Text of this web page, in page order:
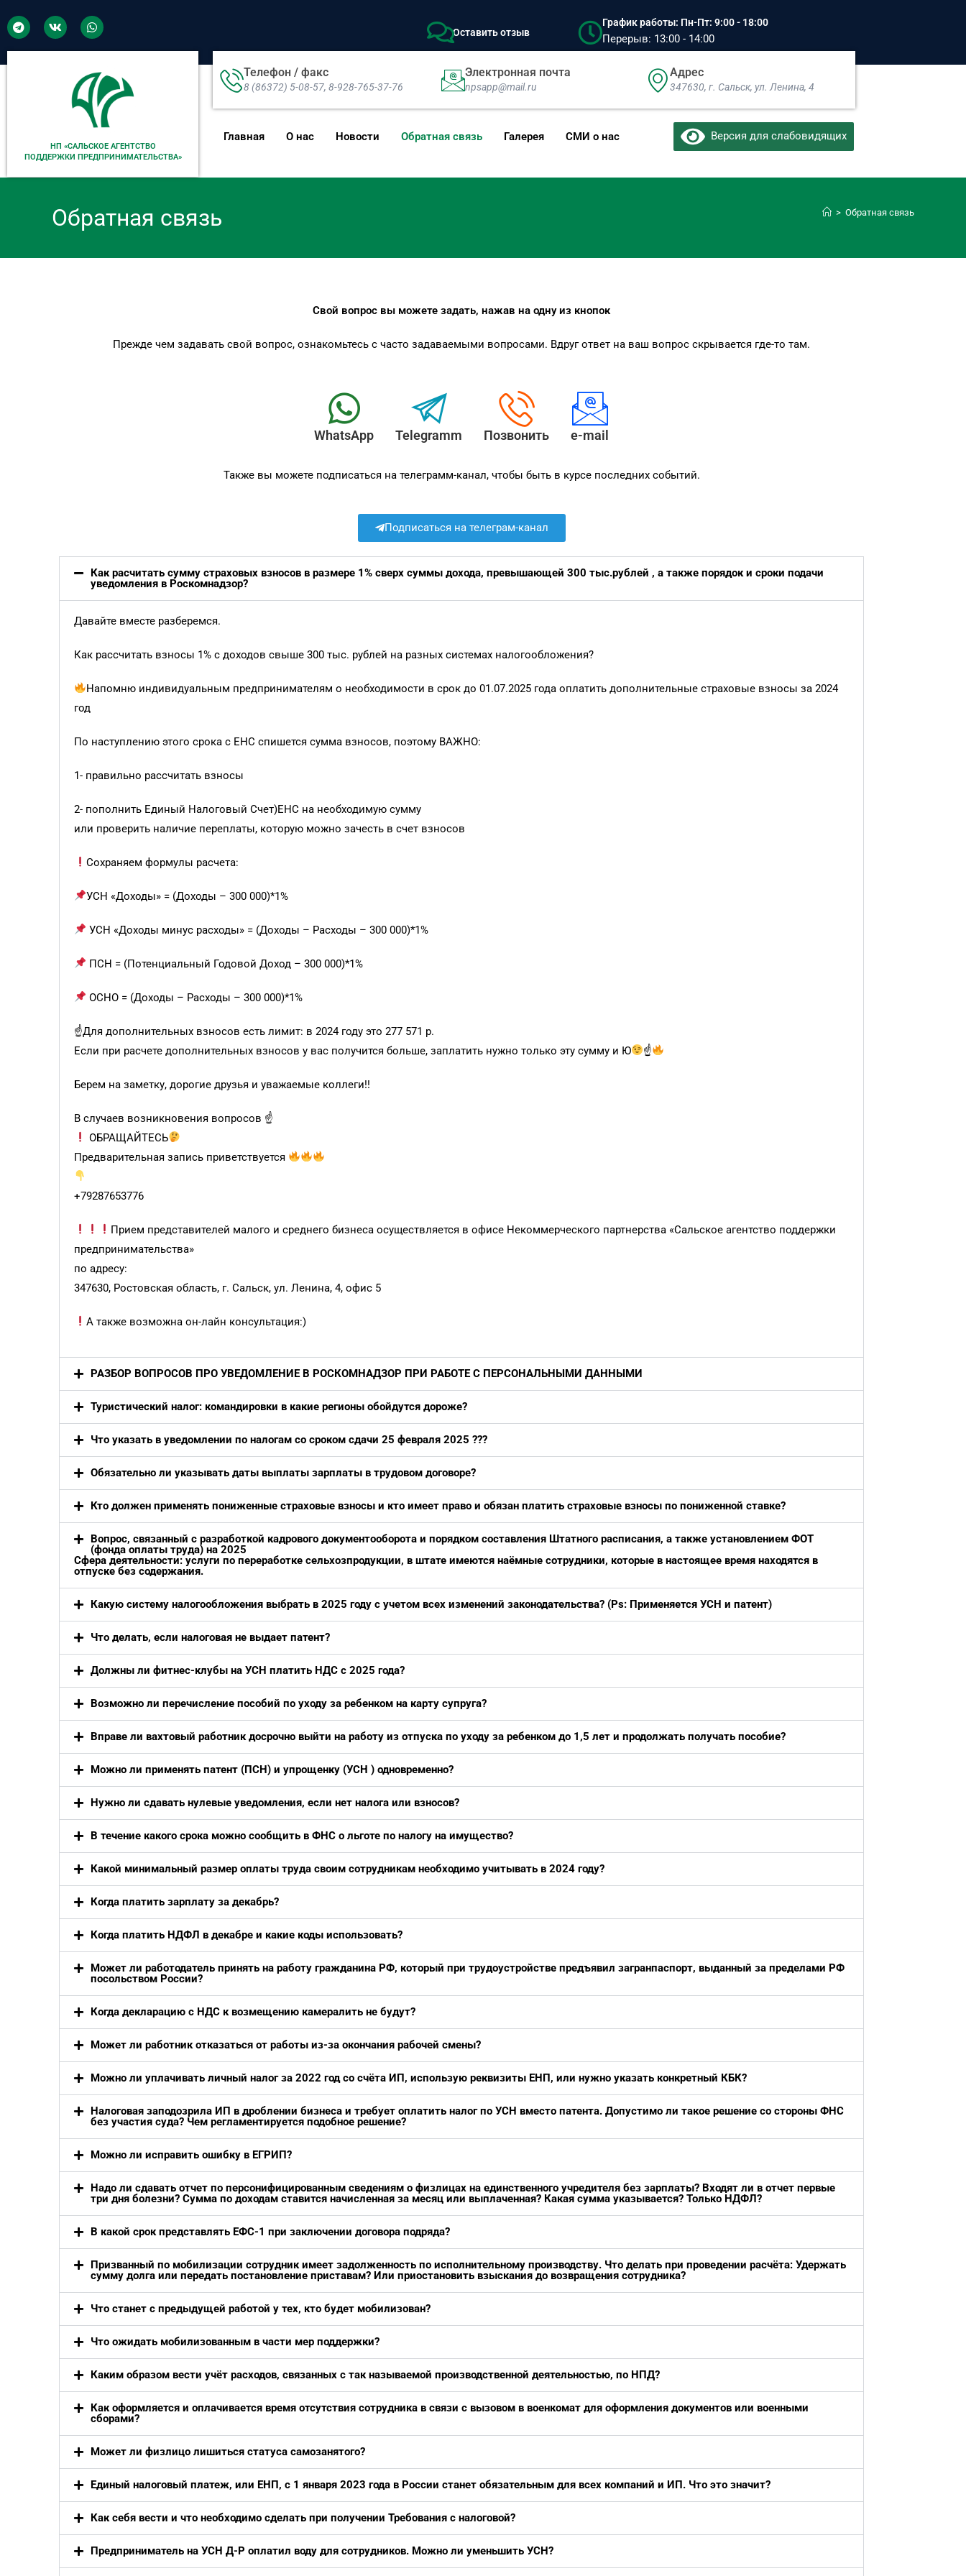
Оставить отзыв
График работы: Пн-Пт: 9:00 - 18:00
Перерыв: 13:00 - 14:00
НП «САЛЬСКОЕ АГЕНТСТВО
ПОДДЕРЖКИ ПРЕДПРИНИМАТЕЛЬСТВА»
Телефон / факс
8 (86372) 5-08-57, 8-928-765-37-76
Электронная почта
npsapp@mail.ru
Адрес
347630, г. Сальск, ул. Ленина, 4​
Главная О нас Новости Обратная связь Галерея СМИ о нас Версия для слабовидящих
Обратная связь > Обратная связь
Свой вопрос вы можете задать, нажав на одну из кнопок
Прежде чем задавать свой вопрос, ознакомьтесь с часто задаваемыми вопросами. Вдруг ответ на ваш вопрос скрывается где-то там.
WhatsApp Telegramm Позвонить e-mail
Также вы можете подписаться на телеграмм-канал, чтобы быть в курсе последних событий.
Подписаться на телеграм-канал
Как расчитать сумму страховых взносов в размере 1% сверх суммы дохода, превышающей 300 тыс.рублей , а также порядок и сроки подачи
уведомления в Роскомнадзор?
Давайте вместе разберемся.
Как рассчитать взносы 1% с доходов свыше 300 тыс. рублей на разных системах налогообложения?
Напомню индивидуальным предпринимателям о необходимости в срок до 01.07.2025 года оплатить дополнительные страховые взносы за 2024
год
По наступлению этого срока с ЕНС спишется сумма взносов, поэтому ВАЖНО:
1- правильно рассчитать взносы
2- пополнить Единый Налоговый Счет)ЕНС на необходимую сумму
или проверить наличие переплаты, которую можно зачесть в счет взносов
Сохраняем формулы расчета:
УСН «Доходы» = (Доходы – 300 000)*1%
УСН «Доходы минус расходы» = (Доходы – Расходы – 300 000)*1%
ПСН = (Потенциальный Годовой Доход – 300 000)*1%
ОСНО = (Доходы – Расходы – 300 000)*1%
☝️Для дополнительных взносов есть лимит: в 2024 году это 277 571 р.
Если при расчете дополнительных взносов у вас получится больше, заплатить нужно только эту сумму и Ю
☝
Берем на заметку, дорогие друзья и уважаемые коллеги!!
В случаев возникновения вопросов ☝️
ОБРАЩАЙТЕСЬ
Предварительная запись приветствуется
+79287653776
Прием представителей малого и среднего бизнеса осуществляется в офисе Некоммерческого партнерства «Сальское агентство поддержки
предпринимательства»
по адресу:
347630, Ростовская область, г. Сальск, ул. Ленина, 4, офис 5
А также возможна он-лайн консультация:)
РАЗБОР ВОПРОСОВ ПРО УВЕДОМЛЕНИЕ В РОСКОМНАДЗОР ПРИ РАБОТЕ С ПЕРСОНАЛЬНЫМИ ДАННЫМИ
Туристический налог: командировки в какие регионы обойдутся дороже?
Что указать в уведомлении по налогам со сроком сдачи 25 февраля 2025 ???
Обязательно ли указывать даты выплаты зарплаты в трудовом договоре?
Кто должен применять пониженные страховые взносы и кто имеет право и обязан платить страховые взносы по пониженной ставке?
Вопрос, связанный с разработкой кадрового документооборота и порядком составления Штатного расписания, а также установлением ФОТ
(фонда оплаты труда) на 2025
Сфера деятельности: услуги по переработке сельхозпродукции, в штате имеются наёмные сотрудники, которые в настоящее время находятся в
отпуске без содержания.
Какую систему налогообложения выбрать в 2025 году с учетом всех изменений законодательства? (Ps: Применяется УСН и патент)
Что делать, если налоговая не выдает патент?
Должны ли фитнес-клубы на УСН платить НДС с 2025 года?
Возможно ли перечисление пособий по уходу за ребенком на карту супруга?
Вправе ли вахтовый работник досрочно выйти на работу из отпуска по уходу за ребенком до 1,5 лет и продолжать получать пособие?
Можно ли применять патент (ПСН) и упрощенку (УСН ) одновременно?
Нужно ли сдавать нулевые уведомления, если нет налога или взносов?
В течение какого срока можно сообщить в ФНС о льготе по налогу на имущество?
Какой минимальный размер оплаты труда своим сотрудникам необходимо учитывать в 2024 году?
Когда платить зарплату за декабрь?
Когда платить НДФЛ в декабре и какие коды использовать?
Может ли работодатель принять на работу гражданина РФ, который при трудоустройстве предъявил загранпаспорт, выданный за пределами РФ
посольством России?
Когда декларацию с НДС к возмещению камералить не будут?
Может ли работник отказаться от работы из-за окончания рабочей смены?
Можно ли уплачивать личный налог за 2022 год со счёта ИП, использую реквизиты ЕНП, или нужно указать конкретный КБК?
Налоговая заподозрила ИП в дроблении бизнеса и требует оплатить налог по УСН вместо патента. Допустимо ли такое решение со стороны ФНС
без участия суда? Чем регламентируется подобное решение?
Можно ли исправить ошибку в ЕГРИП?
Надо ли сдавать отчет по персонифицированным сведениям о физлицах на единственного учредителя без зарплаты? Входят ли в отчет первые
три дня болезни? Сумма по доходам ставится начисленная за месяц или выплаченная? Какая сумма указывается? Только НДФЛ?
В какой срок представлять ЕФС-1 при заключении договора подряда?
Призванный по мобилизации сотрудник имеет задолженность по исполнительному производству. Что делать при проведении расчёта: Удержать
сумму долга или передать постановление приставам? Или приостановить взыскания до возвращения сотрудника?
Что станет с предыдущей работой у тех, кто будет мобилизован?
Что ожидать мобилизованным в части мер поддержки?
Каким образом вести учёт расходов, связанных с так называемой производственной деятельностью, по НПД?
Как оформляется и оплачивается время отсутствия сотрудника в связи с вызовом в военкомат для оформления документов или военными
сборами?
Может ли физлицо лишиться статуса самозанятого?
Единый налоговый платеж, или ЕНП, с 1 января 2023 года в России станет обязательным для всех компаний и ИП. Что это значит?
Как себя вести и что необходимо сделать при получении Требования с налоговой?
Предприниматель на УСН Д-Р оплатил воду для сотрудников. Можно ли уменьшить УСН?